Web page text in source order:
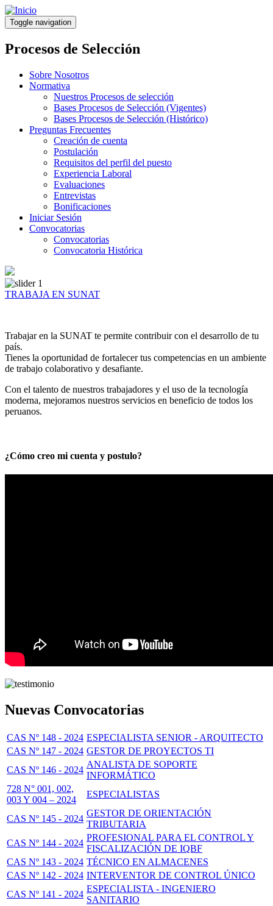
Pasar
al
contenido
principal
Toggle navigation
Procesos de Selección
Sobre Nosotros
Normativa
Nuestros Procesos de selección
Bases Procesos de Selección (Vigentes)
Bases Procesos de Selección (Histórico)
Preguntas Frecuentes
Creación de cuenta
Postulación
Requisitos del perfil del puesto
Experiencia Laboral
Evaluaciones
Entrevistas
Bonificaciones
Iniciar Sesión
Convocatorias
Convocatorias
Convocatoria Histórica
TRABAJA EN SUNAT
Trabajar en la SUNAT te permite contribuir con el desarrollo de tu
país.
Tienes la oportunidad de fortalecer tus competencias en un ambiente
de trabajo colaborativo y desafiante.
Con el talento de nuestros trabajadores y el uso de la tecnología
moderna, mejoramos nuestros servicios en beneficio de todos los
peruanos.
¿Cómo creo mi cuenta y postulo?
Nuevas Convocatorias
CAS Nº 148 - 2024 ESPECIALISTA SENIOR - ARQUITECTO
CAS Nº 147 - 2024 GESTOR DE PROYECTOS TI
CAS Nº 146 - 2024
ANALISTA DE SOPORTE
INFORMÁTICO
728 N° 001, 002,
003 Y 004 – 2024
ESPECIALISTAS
CAS Nº 145 - 2024
GESTOR DE ORIENTACIÓN
TRIBUTARIA
CAS Nº 144 - 2024
PROFESIONAL PARA EL CONTROL Y
FISCALIZACIÓN DE IQBF
CAS Nº 143 - 2024 TÉCNICO EN ALMACENES
CAS Nº 142 - 2024 INTERVENTOR DE CONTROL ÚNICO
CAS Nº 141 - 2024
ESPECIALISTA - INGENIERO
SANITARIO